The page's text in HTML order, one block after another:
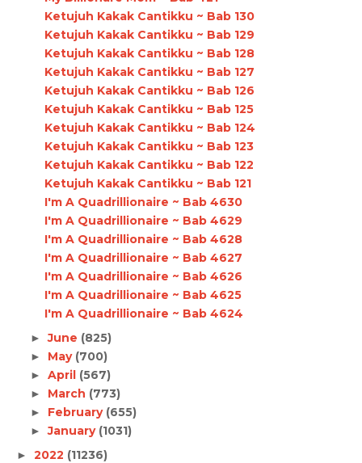
Ketujuh Kakak Cantikku ~ Bab 130
Ketujuh Kakak Cantikku ~ Bab 129
Ketujuh Kakak Cantikku ~ Bab 128
Ketujuh Kakak Cantikku ~ Bab 127
Ketujuh Kakak Cantikku ~ Bab 126
Ketujuh Kakak Cantikku ~ Bab 125
Ketujuh Kakak Cantikku ~ Bab 124
Ketujuh Kakak Cantikku ~ Bab 123
Ketujuh Kakak Cantikku ~ Bab 122
Ketujuh Kakak Cantikku ~ Bab 121
I'm A Quadrillionaire ~ Bab 4630
I'm A Quadrillionaire ~ Bab 4629
I'm A Quadrillionaire ~ Bab 4628
I'm A Quadrillionaire ~ Bab 4627
I'm A Quadrillionaire ~ Bab 4626
I'm A Quadrillionaire ~ Bab 4625
I'm A Quadrillionaire ~ Bab 4624
►June (825)
► May (700)
► April (567)
► March (773)
► February (655)
►January (1031)
► 2022 (11236)